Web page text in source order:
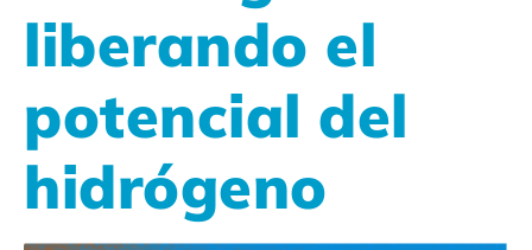
liberando el
potencial del
hidrógeno